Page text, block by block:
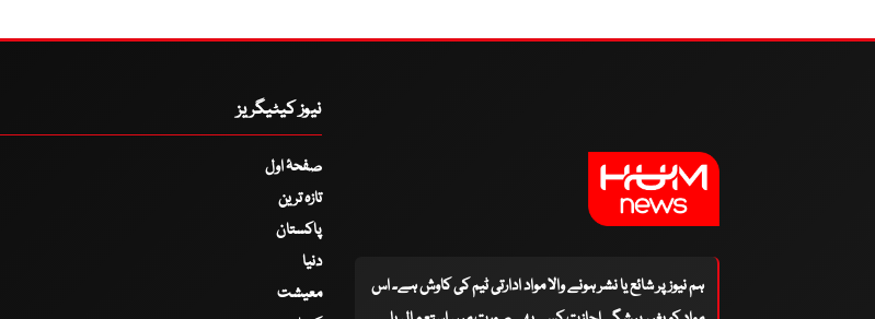
ہم نیوز پر شائع یا نشر ہونے والا مواد ادارتی ٹیم کی کاوش ہے۔ اس
نیوز کیٹیگریز
صفحۂ اول
تازہ ترین
پاکستان
دنیا
معیشت